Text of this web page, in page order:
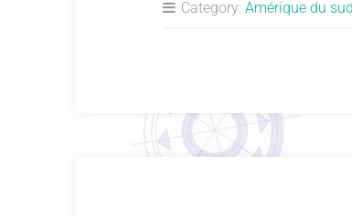
Category: Amérique du sud